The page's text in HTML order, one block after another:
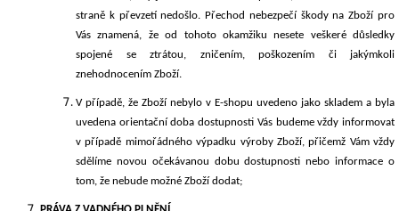
straně k převzetí nedošlo. Přechod nebezpečí škody na Zboží pro
Vás znamená, že od tohoto okamžiku nesete veškeré důsledky
spojené se ztrátou, zničením, poškozením či jakýmkoli
znehodnocením Zboží.
V případě, že Zboží nebylo v E-shopu uvedeno jako skladem a byla
uvedena orientační doba dostupnosti Vás budeme vždy informovat
v případě mimořádného výpadku výroby Zboží, přičemž Vám vždy
sdělíme novou očekávanou dobu dostupnosti nebo informace o
tom, že nebude možné Zboží dodat;